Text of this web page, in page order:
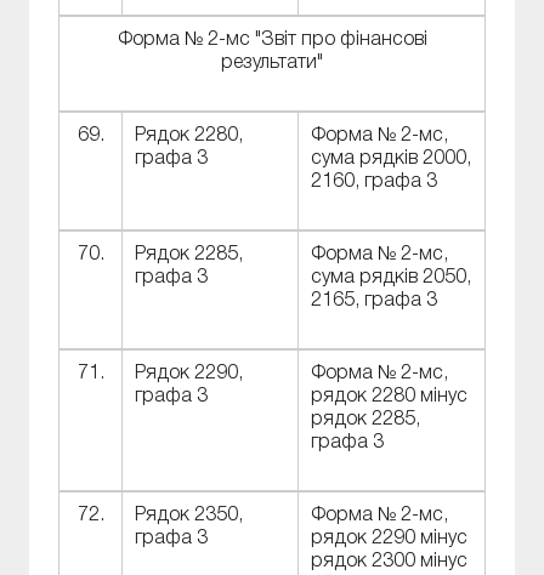
Форма № 2-мс "Звіт про фінансові
результати"
69.
Рядок 2280,
графа 3
Форма № 2-мс,
сума рядків 2000,
2160, графа 3
70.
Рядок 2285,
графа 3
Форма № 2-мс,
сума рядків 2050,
2165, графа 3
71.
Рядок 2290,
графа 3
Форма № 2-мс,
рядок 2280 мінус
рядок 2285,
графа 3
72.
Рядок 2350,
графа 3
Форма № 2-мс,
рядок 2290 мінус
рядок 2300 мінус